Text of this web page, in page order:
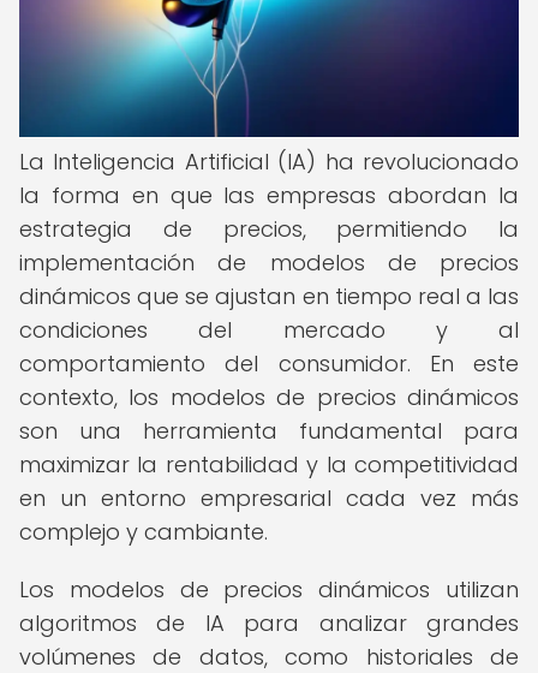
La Inteligencia Artificial (IA) ha revolucionado
la forma en que las empresas abordan la
estrategia de precios, permitiendo la
implementación de modelos de precios
dinámicos que se ajustan en tiempo real a las
condiciones del mercado y al
comportamiento del consumidor. En este
contexto, los modelos de precios dinámicos
son una herramienta fundamental para
maximizar la rentabilidad y la competitividad
en un entorno empresarial cada vez más
complejo y cambiante.
Los modelos de precios dinámicos utilizan
algoritmos de IA para analizar grandes
volúmenes de datos, como historiales de